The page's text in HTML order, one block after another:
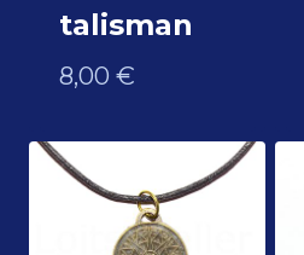
talisman
8,00 €